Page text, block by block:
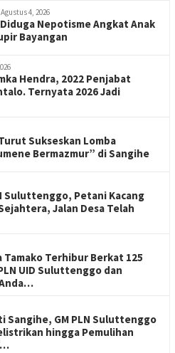
Agustus 4, 2026
Nepotisme Angkat Anak
Bayangan
Hendra, 2022 Penjabat
Ternyata 2026 Jadi
Sukseskan Lomba
Bermazmur” di Sangihe
Suluttenggo, Petani Kacang
Jalan Desa Telah
Tamako Terhibur Berkat 125
UID Suluttenggo dan
Sangihe, GM PLN Suluttenggo
hingga Pemulihan